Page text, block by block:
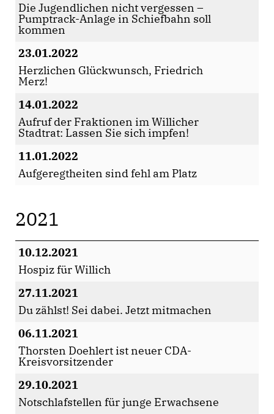
Die Jugendlichen nicht vergessen –
Pumptrack-Anlage in Schiefbahn soll
kommen
23.01.2022
Herzlichen Glückwunsch, Friedrich
Merz!
14.01.2022
Aufruf der Fraktionen im Willicher
Stadtrat: Lassen Sie sich impfen!
11.01.2022
Aufgeregtheiten sind fehl am Platz
2021
10.12.2021
Hospiz für Willich
27.11.2021
Du zählst! Sei dabei. Jetzt mitmachen
06.11.2021
Thorsten Doehlert ist neuer CDA-
Kreisvorsitzender
29.10.2021
Notschlafstellen für junge Erwachsene